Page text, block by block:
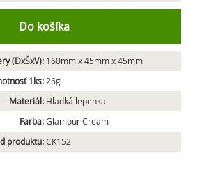
Do košíka
(DxŠxV): 160mm x 45mm x 45mm
1ks: 26g
Materiál: Hladká lepenka
Farba:Glamour Cream
produktu:CK152